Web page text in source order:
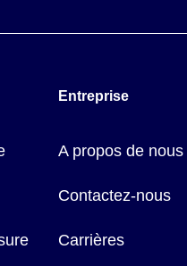
Entreprise
A propos de nous
Contactez-nous
Carrières